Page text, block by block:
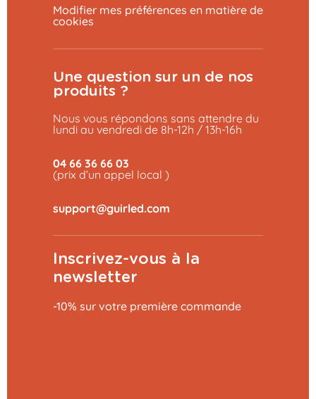
Modifier mes préférences en matière de
cookies
Une question sur un de nos
produits ?
Nous vous répondons sans attendre du
lundi au vendredi de 8h-12h / 13h-16h
04 66 36 66 03
(prix d’un appel local )
Inscrivez-vous à la
newsletter
-10% sur votre première commande